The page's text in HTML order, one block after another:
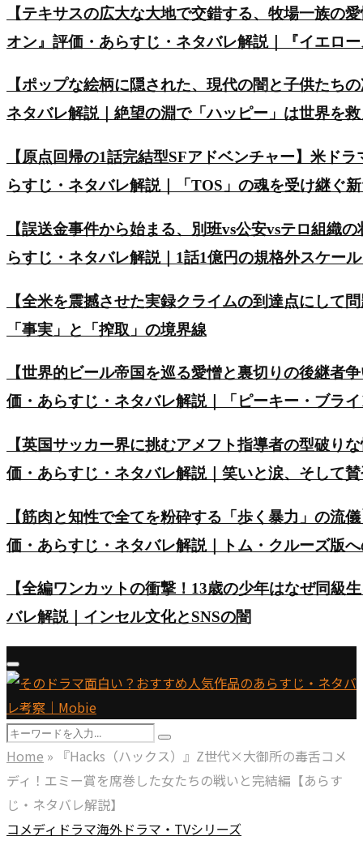
【テキサスの広大な大地で交錯する、牧場一族の
オン』評価・あらすじ・ネタバレ解説｜『イエロ
【ポップな絵柄に隠された、現代の闇と子供たち
ネタバレ解説｜絶望の淵で「ハッピー」は世界を
【原点回帰の1話完結型SFアドベンチャー】米ド
らすじ・ネタバレ解説｜「TOS」の魂を受け継ぐ
【誤送金事件から始まる、別班vs公安vsテロ組織
らすじ・ネタバレ解説｜1話1億円の規格外スケー
【全米を震撼させた実録クライムの到達点にして
「事実」と「搾取」の境界線
【世界的ビール帝国を巡る愛憎と裏切りの後継者
価・あらすじ・ネタバレ解説｜「ピーキー・ブラ
【英国サッカー界に挑むアメフト指導者の型破り
価・あらすじ・ネタバレ解説｜笑いと涙、そして
【筋肉と知性で全てを粉砕する「歩く暴力」の流
価・あらすじ・ネタバレ解説｜トム・クルーズ版
【全編ワンカットの衝撃！13歳の少年はなぜ同級
バレ解説｜インセル文化とSNSの闇
Primary
Menu
Search
for:
Search
Home » 『Hacks（ハックス）』Z世代×大御所の毒舌コメ
ディ！エミー賞を席巻した女たちの戦いと完結編【あらす
じ・ネタバレ解説】
コメディ ドラマ海外ドラマ・TVシリーズ